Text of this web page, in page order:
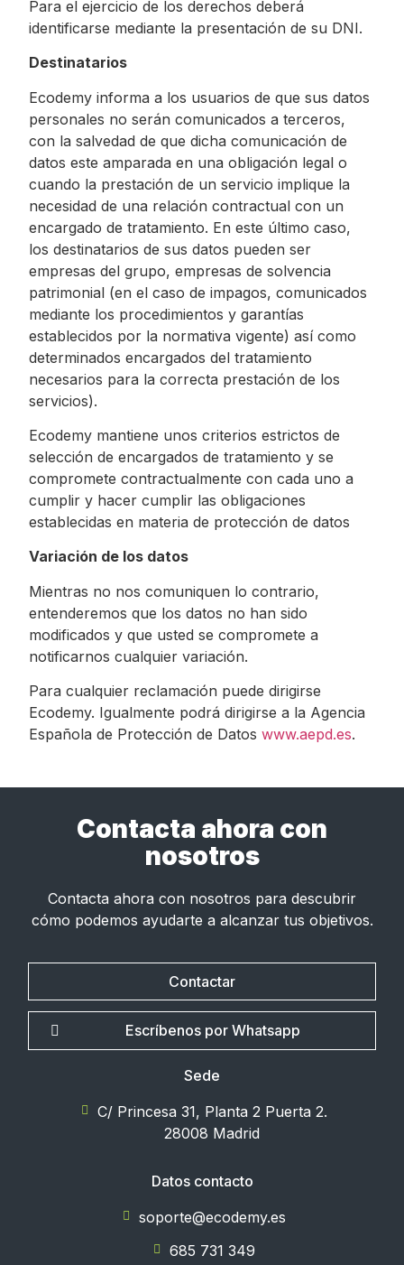
Para el ejercicio de los derechos deberá
identificarse mediante la presentación de su DNI.
Destinatarios
Ecodemy informa a los usuarios de que sus datos
personales no serán comunicados a terceros,
con la salvedad de que dicha comunicación de
datos este amparada en una obligación legal o
cuando la prestación de un servicio implique la
necesidad de una relación contractual con un
encargado de tratamiento. En este último caso,
los destinatarios de sus datos pueden ser
empresas del grupo, empresas de solvencia
patrimonial (en el caso de impagos, comunicados
mediante los procedimientos y garantías
establecidos por la normativa vigente) así como
determinados encargados del tratamiento
necesarios para la correcta prestación de los
servicios).
Ecodemy mantiene unos criterios estrictos de
selección de encargados de tratamiento y se
compromete contractualmente con cada uno a
cumplir y hacer cumplir las obligaciones
establecidas en materia de protección de datos
Variación de los datos
Mientras no nos comuniquen lo contrario,
entenderemos que los datos no han sido
modificados y que usted se compromete a
notificarnos cualquier variación.
Para cualquier reclamación puede dirigirse
Ecodemy. Igualmente podrá dirigirse a la Agencia
Española de Protección de Datoswww.aepd.es.
Contacta ahora con
nosotros
Contacta ahora con nosotros para descubrir
cómo podemos ayudarte a alcanzar tus objetivos.
Contactar
Escríbenos por Whatsapp
Sede
C/ Princesa 31, Planta 2 Puerta 2.
28008 Madrid
Datos contacto
soporte@ecodemy.es
685 731 349